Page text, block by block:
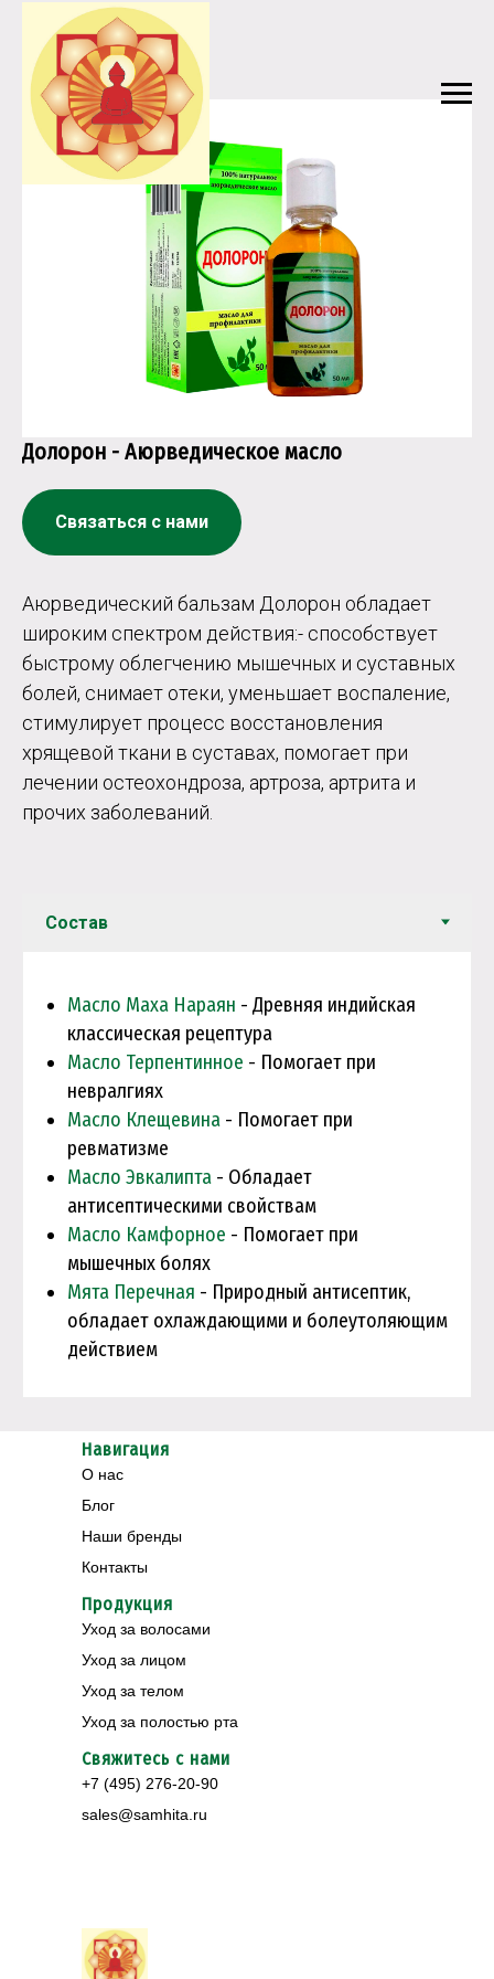
Долорон - Аюрведическое масло
Связаться с нами
Аюрведический бальзам Долорон обладает
широким спектром действия:- способствует
быстрому облегчению мышечных и суставных
болей, снимает отеки, уменьшает воспаление,
стимулирует процесс восстановления
хрящевой ткани в суставах, помогает при
лечении остеохондроза, артроза, артрита и
прочих заболеваний.
Масло Маха Нараян - Древняя индийская
классическая рецептура
Масло Терпентинное - Помогает при
невралгиях
Масло Клещевина - Помогает при
ревматизме
Масло Эвкалипта - Обладает
антисептическими свойствам
Масло Камфорное - Помогает при
мышечных болях
Мята Перечная - Природный антисептик,
обладает охлаждающими и болеутоляющим
действием
Навигация
О нас
Блог
Наши бренды
Контакты
Продукция
Уход за волосами
Уход за лицом
Уход за телом
Уход за полостью рта
Свяжитесь с нами
+7 (495) 276-20-90
sales@samhita.ru